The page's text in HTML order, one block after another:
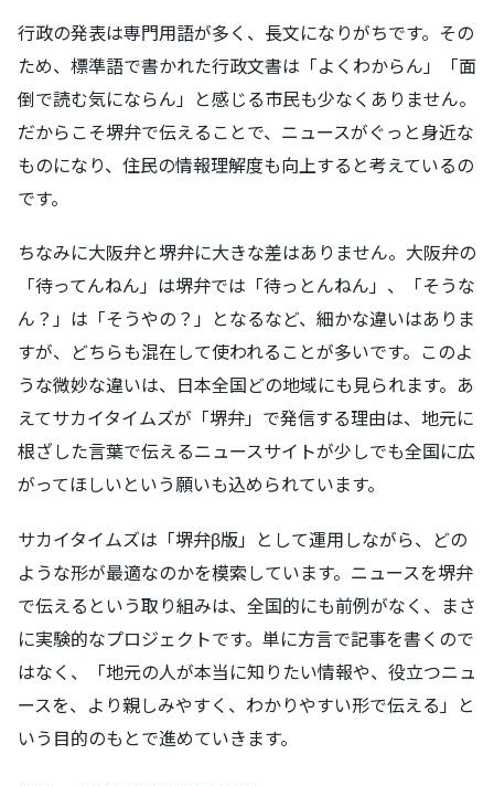
行政の発表は専門用語が多く、長文になりがちです。その
ため、標準語で書かれた行政文書は「よくわからん」「面
倒で読む気にならん」と感じる市民も少なくありません。
だからこそ堺弁で伝えることで、ニュースがぐっと身近な
ものになり、住民の情報理解度も向上すると考えているの
です。
ちなみに大阪弁と堺弁に大きな差はありません。大阪弁の
「待ってんねん」は堺弁では「待っとんねん」、「そうな
ん？」は「そうやの？」となるなど、細かな違いはありま
すが、どちらも混在して使われることが多いです。このよ
うな微妙な違いは、日本全国どの地域にも見られます。あ
えてサカイタイムズが「堺弁」で発信する理由は、地元に
根ざした言葉で伝えるニュースサイトが少しでも全国に広
がってほしいという願いも込められています。
サカイタイムズは「堺弁β版」として運用しながら、どの
ような形が最適なのかを模索しています。ニュースを堺弁
で伝えるという取り組みは、全国的にも前例がなく、まさ
に実験的なプロジェクトです。単に方言で記事を書くので
はなく、「地元の人が本当に知りたい情報や、役立つニュ
ースを、より親しみやすく、わかりやすい形で伝える」と
いう目的のもとで進めていきます。